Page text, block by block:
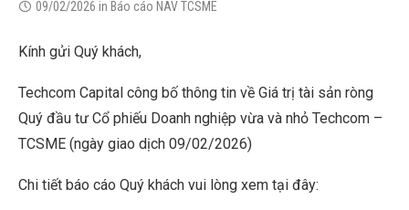
09/02/2026 in Báo cáo NAV TCSME
Kính gửi Quý khách,
Techcom Capital công bố thông tin về Giá trị tài sản ròng
Quý đầu tư Cổ phiếu Doanh nghiệp vừa và nhỏ Techcom –
TCSME (ngày giao dịch 09/02/2026)
Chi tiết báo cáo Quý khách vui lòng xem tại đây: